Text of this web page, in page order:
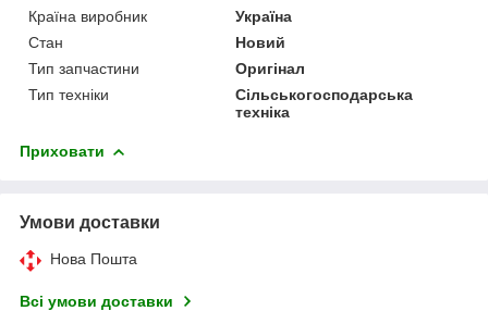
Країна виробник
Україна
Стан
Новий
Тип запчастини
Оригінал
Тип техніки
Сільськогосподарська
техніка
Приховати
Умови доставки
Нова Пошта
Всі умови доставки